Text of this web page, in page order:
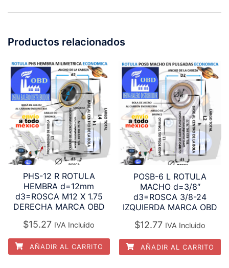
Productos relacionados
PHS-12 R ROTULA
HEMBRA d=12mm
d3=ROSCA M12 X 1.75
DERECHA MARCA OBD
$15.27 IVA Incluido
AÑADIR AL CARRITO
POSB-6 L ROTULA
MACHO d=3/8″
d3=ROSCA 3/8-24
IZQUIERDA MARCA OBD
$12.77 IVA Incluido
AÑADIR AL CARRITO